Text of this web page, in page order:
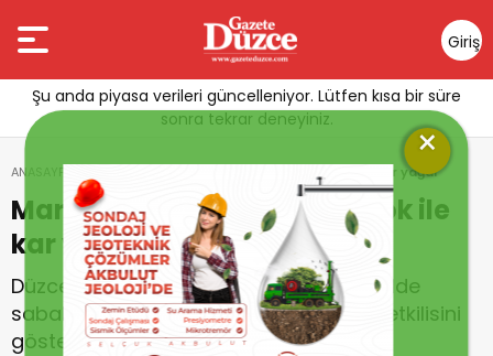
Giriş
Yap
Şu anda piyasa verileri güncelleniyor. Lütfen kısa bir süre
sonra tekrar deneyiniz.
ANASAYFA Mart kapıdan baktırdı! Birçok ile kar yağdı
Mart kapıdan baktırdı! Birçok ile
kar yağdı
Düzce ve İstanbul, Ankara dahil birçok ilde
sabah saatlerinden itibaren kar yağışı etkilisini
gösteriyor.
×